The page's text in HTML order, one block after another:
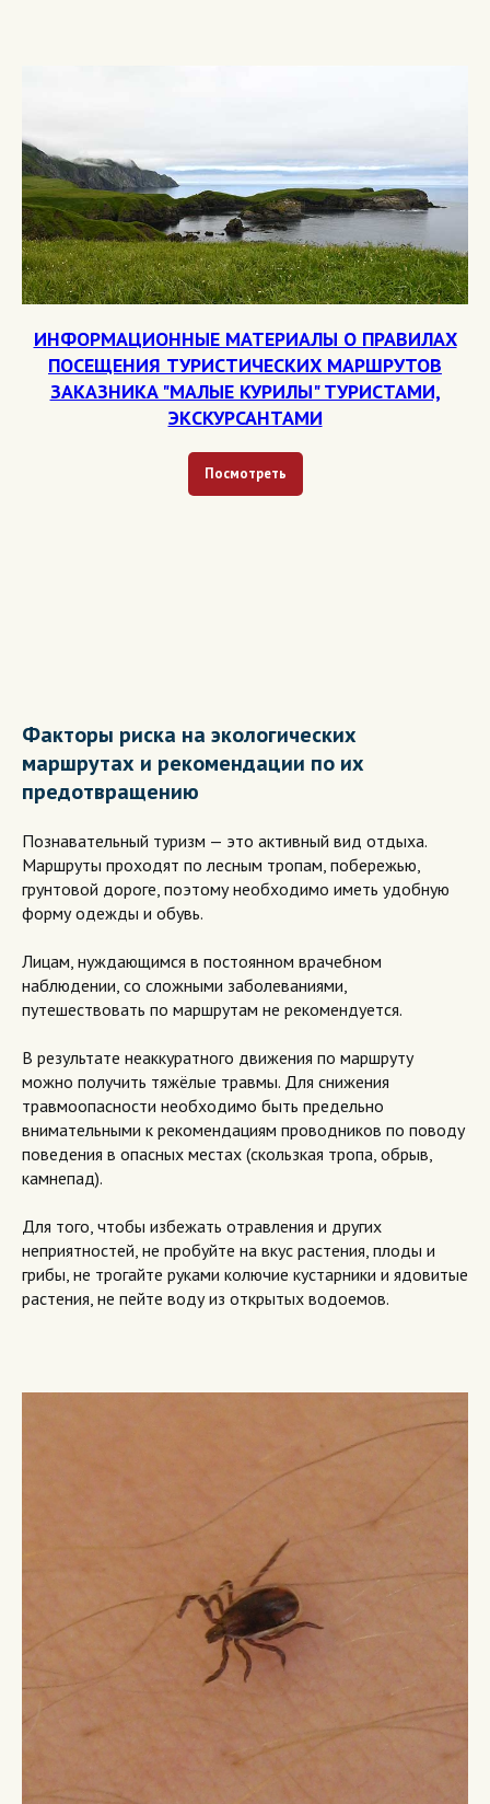
ИНФОРМАЦИОННЫЕ МАТЕРИАЛЫ О ПРАВИЛАХ
ПОСЕЩЕНИЯ ТУРИСТИЧЕСКИХ МАРШРУТОВ
ЗАКАЗНИКА "МАЛЫЕ КУРИЛЫ" ТУРИСТАМИ,
ЭКСКУРСАНТАМИ
Посмотреть
Факторы риска на экологических
маршрутах и рекомендации по их
предотвращению
Познавательный туризм — это активный вид отдыха.
Маршруты проходят по лесным тропам, побережью,
грунтовой дороге, поэтому необходимо иметь удобную
форму одежды и обувь.
Лицам, нуждающимся в постоянном врачебном
наблюдении, со сложными заболеваниями,
путешествовать по маршрутам не рекомендуется.
В результате неаккуратного движения по маршруту
можно получить тяжёлые травмы. Для снижения
травмоопасности необходимо быть предельно
внимательными к рекомендациям проводников по поводу
поведения в опасных местах (скользкая тропа, обрыв,
камнепад).
Для того, чтобы избежать отравления и других
неприятностей, не пробуйте на вкус растения, плоды и
грибы, не трогайте руками колючие кустарники и ядовитые
растения, не пейте воду из открытых водоемов.